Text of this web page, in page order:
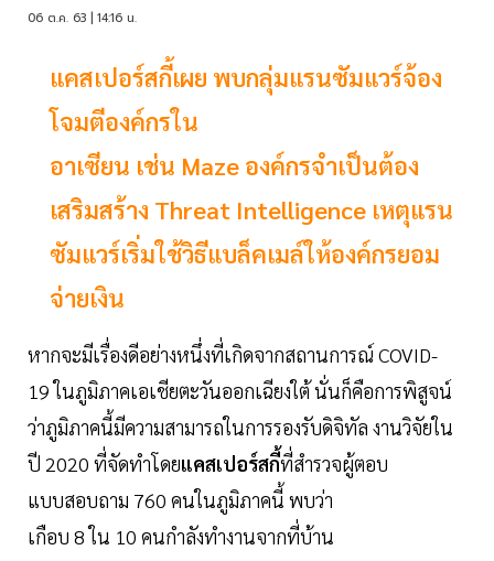
06 ต.ค. 63 | 14:16 น.
แคสเปอร์สกี้เผย พบกลุ่มแรนซัมแวร์จ้อง
โจมตีองค์กรใน
อาเซียน เช่น Maze องค์กรจำเป็นต้อง
เสริมสร้าง Threat Intelligence เหตุแรน
ซัมแวร์เริ่มใช้วิธีแบล็คเมล์ให้องค์กรยอม
จ่ายเงิน
หากจะมีเรื่องดีอย่างหนึ่งที่เกิดจากสถานการณ์ COVID-
19 ในภูมิภาคเอเชียตะวันออกเฉียงใต้ นั่นก็คือการพิสูจน์
ว่าภูมิภาคนี้มีความสามารถในการรองรับดิจิทัล งานวิจัยใน
ปี 2020 ที่จัดทำโดยแคสเปอร์สกี้ที่สำรวจผู้ตอบ
แบบสอบถาม 760 คนในภูมิภาคนี้ พบว่า
เกือบ 8 ใน 10 คนกำลังทำงานจากที่บ้าน